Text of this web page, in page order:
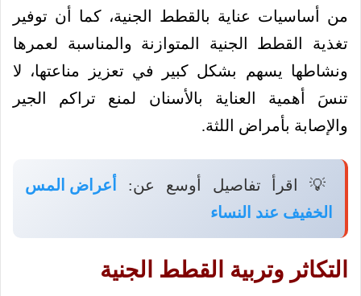
من أساسيات عناية بالقطط الجنية، كما أن توفير
تغذية القطط الجنية المتوازنة والمناسبة لعمرها
ونشاطها يسهم بشكل كبير في تعزيز مناعتها، لا
تنسَ أهمية العناية بالأسنان لمنع تراكم الجير
والإصابة بأمراض اللثة.
💡 اقرأ تفاصيل أوسع عن:
أعراض المس
الخفيف عند النساء
التكاثر وتربية القطط الجنية